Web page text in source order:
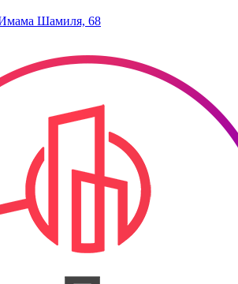
Шамиля, 68